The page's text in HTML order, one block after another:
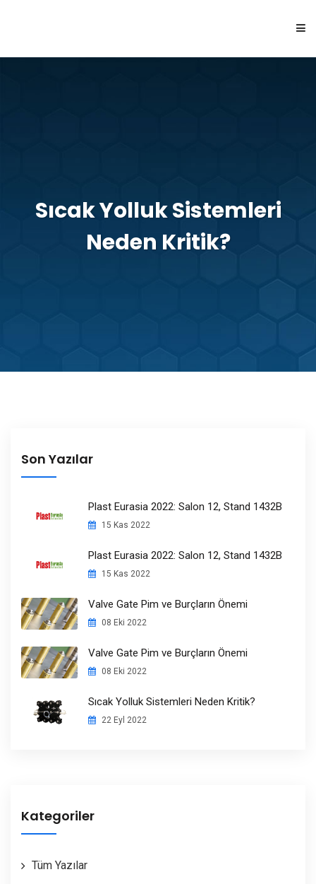
KABİLİYETLER
Sıcak Yolluk Sistemleri
Neden Kritik?
Son Yazılar
Plast Eurasia 2022: Salon 12, Stand 1432B
15 Kas 2022
Plast Eurasia 2022: Salon 12, Stand 1432B
15 Kas 2022
Valve Gate Pim ve Burçların Önemi
08 Eki 2022
Valve Gate Pim ve Burçların Önemi
08 Eki 2022
Sıcak Yolluk Sistemleri Neden Kritik?
22 Eyl 2022
Kategoriler
Tüm Yazılar